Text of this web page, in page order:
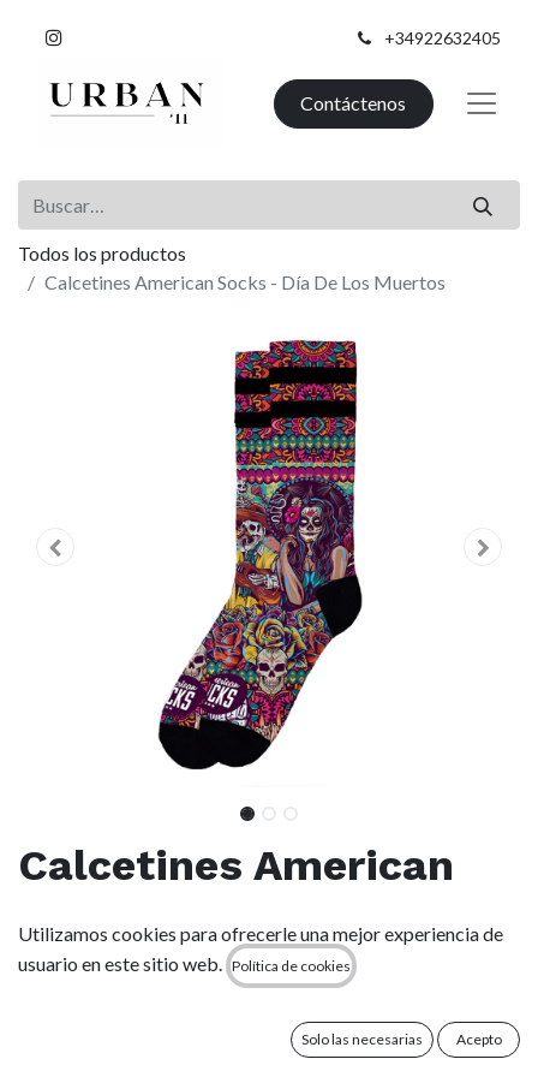
+34922632405
Contáctenos
Todos los productos
Calcetines American Socks - Día De Los Muertos
Calcetines American
Socks - Día De Los
Muertos
-Largo medio-alto: hasta la mitad de la pantorrilla.
Utilizamos cookies para ofrecerle una mejor experiencia de
usuario en este sitio web.
Política de cookies
Solo las necesarias Acepto